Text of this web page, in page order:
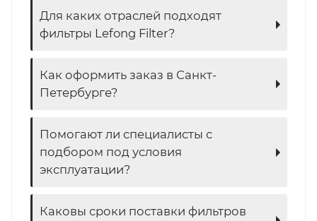
Для каких отраслей подходят
фильтры Lefong Filter?
Как оформить заказ в Санкт-
Петербурге?
Помогают ли специалисты с
подбором под условия
эксплуатации?
Каковы сроки поставки фильтров